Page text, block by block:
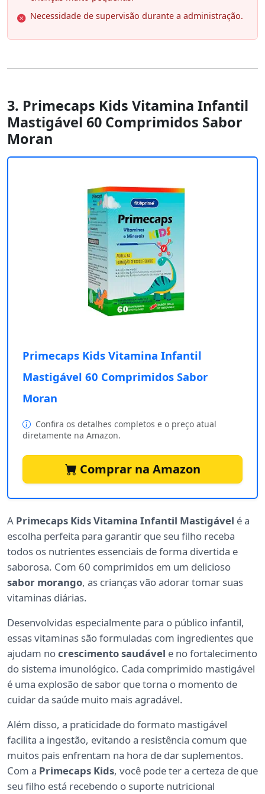
Necessidade de supervisão durante a administração.
3. Primecaps Kids Vitamina Infantil
Mastigável 60 Comprimidos Sabor
Moran
Primecaps Kids Vitamina Infantil
Mastigável 60 Comprimidos Sabor
Moran
Confira os detalhes completos e o preço atual
diretamente na Amazon.
Comprar na Amazon
A Primecaps Kids Vitamina Infantil Mastigável é a
escolha perfeita para garantir que seu filho receba
todos os nutrientes essenciais de forma divertida e
saborosa. Com 60 comprimidos em um delicioso
sabor morango, as crianças vão adorar tomar suas
vitaminas diárias.
Desenvolvidas especialmente para o público infantil,
essas vitaminas são formuladas com ingredientes que
ajudam nocrescimento saudável e no fortalecimento
do sistema imunológico. Cada comprimido mastigável
é uma explosão de sabor que torna o momento de
cuidar da saúde muito mais agradável.
Além disso, a praticidade do formato mastigável
facilita a ingestão, evitando a resistência comum que
muitos pais enfrentam na hora de dar suplementos.
Com a Primecaps Kids, você pode ter a certeza de que
seu filho está recebendo o suporte nutricional